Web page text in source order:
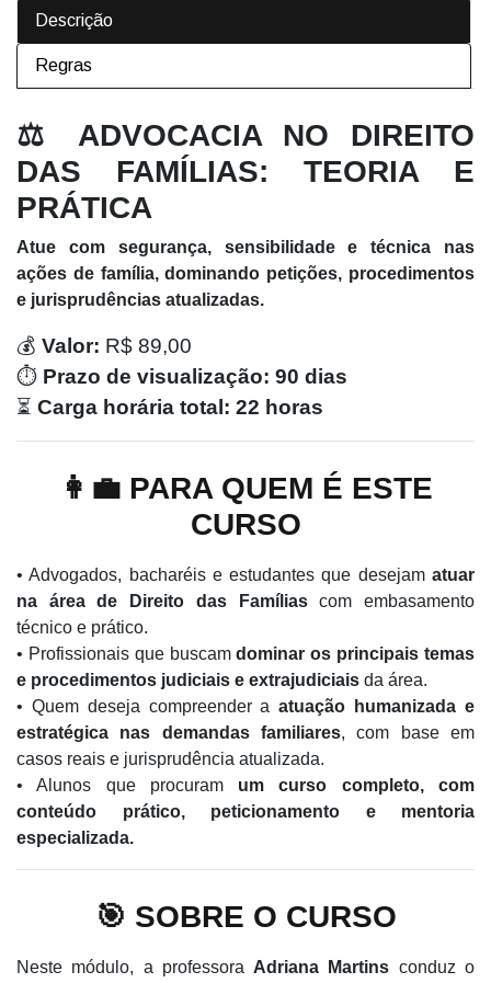
Descrição
Regras
⚖️ ADVOCACIA NO DIREITO
DAS FAMÍLIAS: TEORIA E
PRÁTICA
Atue com segurança, sensibilidade e técnica nas
ações de família, dominando petições, procedimentos
e jurisprudências atualizadas.
💰 Valor: R$ 89,00
⏱️ Prazo de visualização: 90 dias
⏳ Carga horária total: 22 horas
👩‍💼 PARA QUEM É ESTE
CURSO
• Advogados, bacharéis e estudantes que desejam atuar
na área de Direito das Famíliascom embasamento
técnico e prático.
• Profissionais que buscamdominar os principais temas
e procedimentos judiciais e extrajudiciais da área.
• Quem deseja compreender aatuação humanizada e
estratégica nas demandas familiares, com base em
casos reais e jurisprudência atualizada.
• Alunos que procuram um curso completo, com
conteúdo prático, peticionamento e mentoria
especializada.
🎯 SOBRE O CURSO
Neste módulo, a professora Adriana Martins conduz o